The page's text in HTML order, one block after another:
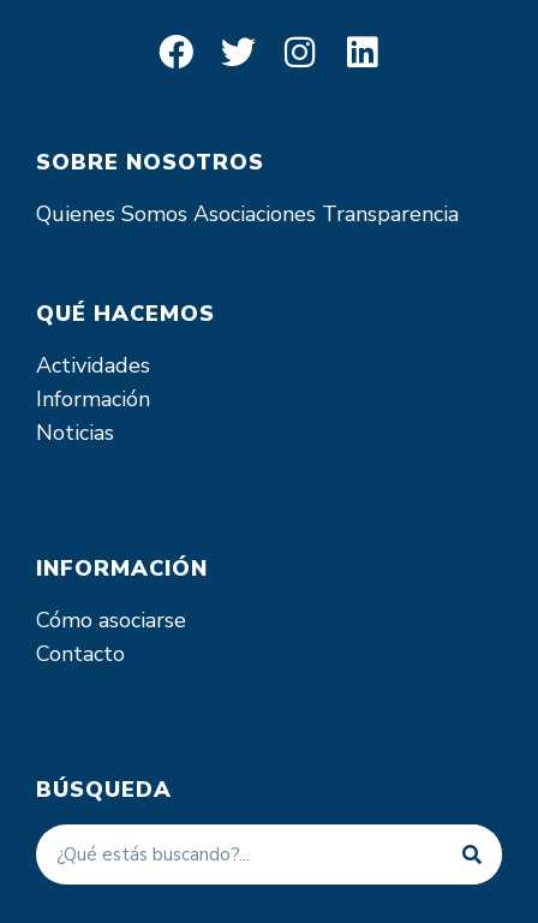
SOBRE NOSOTROS
Quienes Somos Asociaciones Transparencia
QUÉ HACEMOS
Actividades
Información
Noticias
INFORMACIÓN
Cómo asociarse
Contacto
BÚSQUEDA